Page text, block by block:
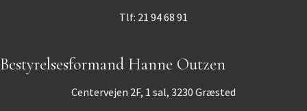
Tlf: 21 94 68 91
Bestyrelsesformand Hanne Outzen
Centervejen 2F, 1 sal, 3230 Græsted